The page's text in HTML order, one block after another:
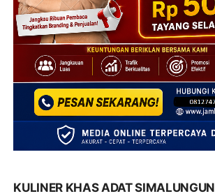
KULINER KHAS ADAT SIMALUNGUN